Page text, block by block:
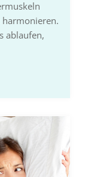
harmonieren.
ablaufen,